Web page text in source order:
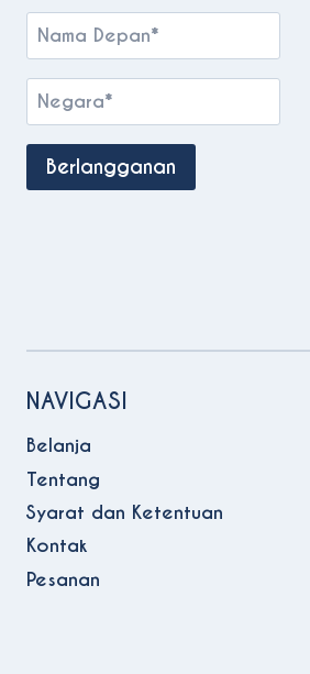
NAVIGASI
Belanja
Tentang
Syarat dan Ketentuan
Kontak
Pesanan